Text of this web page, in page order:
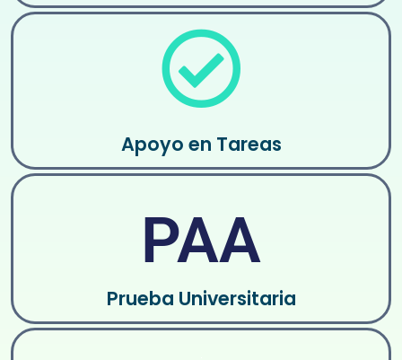
Apoyo en Tareas
PAA
Prueba Universitaria